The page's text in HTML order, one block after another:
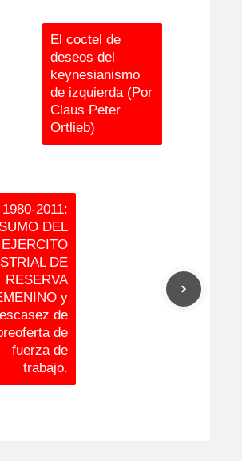
El coctel de
deseos del
keynesianismo
de izquierda (Por
Claus Peter
Ortlieb)
1980-2011:
DEL
EJERCITO
DE
RESERVA
y
escasez de
de
fuerza de
trabajo.